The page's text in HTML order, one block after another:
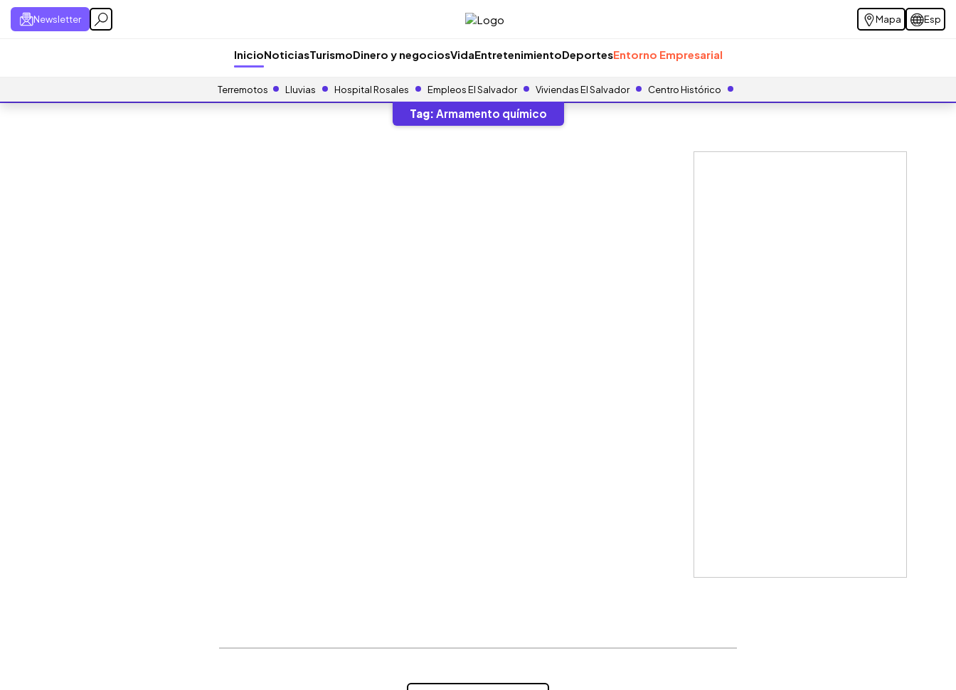
Newsletter Mapa Esp
InicioNoticiasTurismoDinero y negociosVidaEntretenimientoDeportesEntorno Empresarial
Terremotos Lluvias Hospital Rosales Empleos El Salvador Viviendas El Salvador Centro Histórico
Tag: Armamento químico